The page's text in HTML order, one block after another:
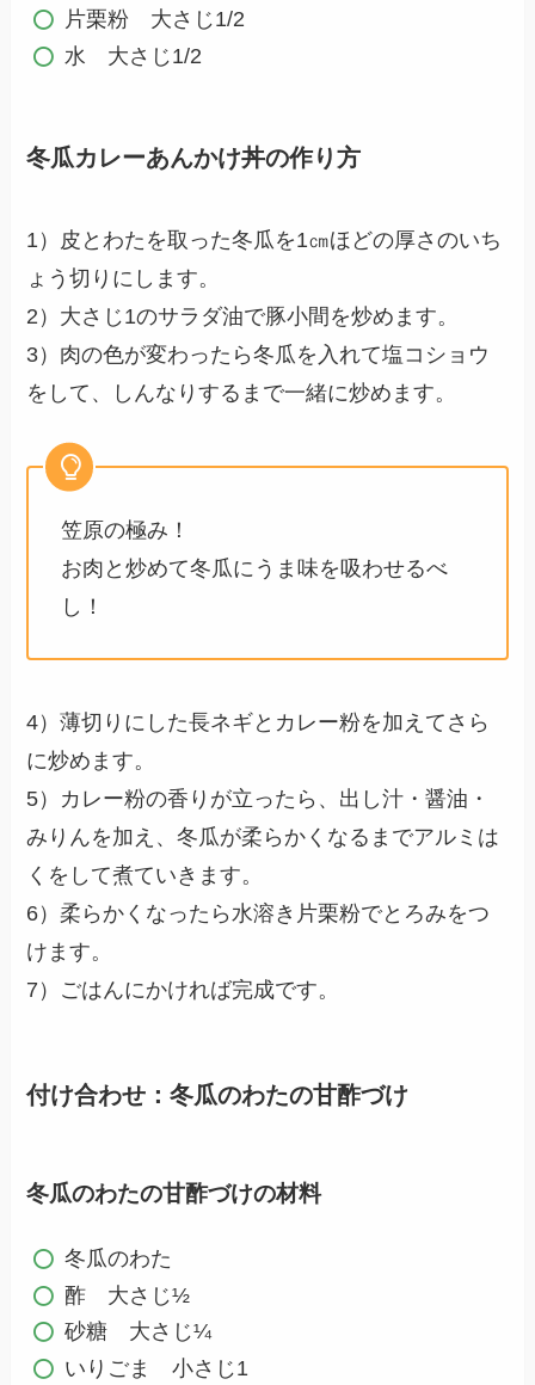
片栗粉 大さじ1/2
水 大さじ1/2
冬瓜カレーあんかけ丼の作り方
1）皮とわたを取った冬瓜を1㎝ほどの厚さのいち
ょう切りにします。
2）大さじ1のサラダ油で豚小間を炒めます。
3）肉の色が変わったら冬瓜を入れて塩コショウ
をして、しんなりするまで一緒に炒めます。
笠原の極み！
お肉と炒めて冬瓜にうま味を吸わせるべ
し！
4）薄切りにした長ネギとカレー粉を加えてさら
に炒めます。
5）カレー粉の香りが立ったら、出し汁・醤油・
みりんを加え、冬瓜が柔らかくなるまでアルミは
くをして煮ていきます。
6）柔らかくなったら水溶き片栗粉でとろみをつ
けます。
7）ごはんにかければ完成です。
付け合わせ：冬瓜のわたの甘酢づけ
冬瓜のわたの甘酢づけの材料
冬瓜のわた
酢 大さじ½
砂糖 大さじ¼
いりごま 小さじ1